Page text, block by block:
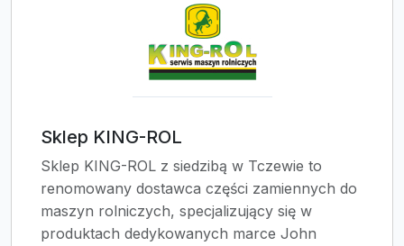
Sklep KING-ROL
Sklep KING-ROL z siedzibą w Tczewie to
renomowany dostawca części zamiennych do
maszyn rolniczych, specjalizujący się w
produktach dedykowanych marce John